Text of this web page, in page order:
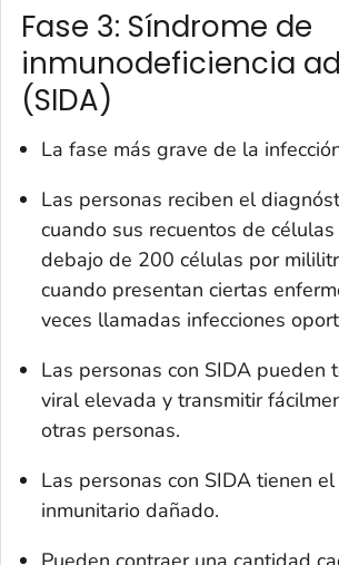
Fase 3: Síndrome de
inmunodeficiencia
(SIDA)
La fase más grave de la
Las personas reciben el
cuando sus recuentos de
debajo de 200 células por
cuando presentan ciertas
veces llamadas infecciones
Las personas con SIDA pueden
viral elevada y transmitir
otras personas.
Las personas con SIDA tienen
inmunitario dañado.